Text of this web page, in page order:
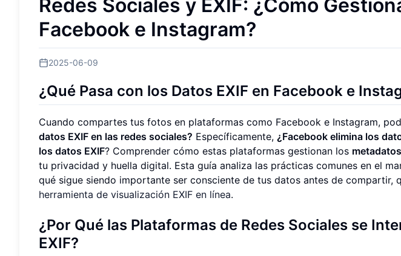
Redes Sociales y EXIF: ¿Cómo
Facebook e Instagram?
2025-06-09
¿Qué Pasa con los Datos EXIF en Facebook e
Cuando compartes tus fotos en plataformas como Facebook e Instagram,
datos EXIF en las redes sociales? Específicamente, ¿Facebook elimina los
los datos EXIF? Comprender cómo estas plataformas gestionan los
tu privacidad y huella digital. Esta guía analiza las prácticas comunes en el
qué sigue siendo importante ser consciente de tus datos antes de compartir,
herramienta de visualización EXIF en línea.
¿Por Qué las Plataformas de Redes Sociales se
EXIF?